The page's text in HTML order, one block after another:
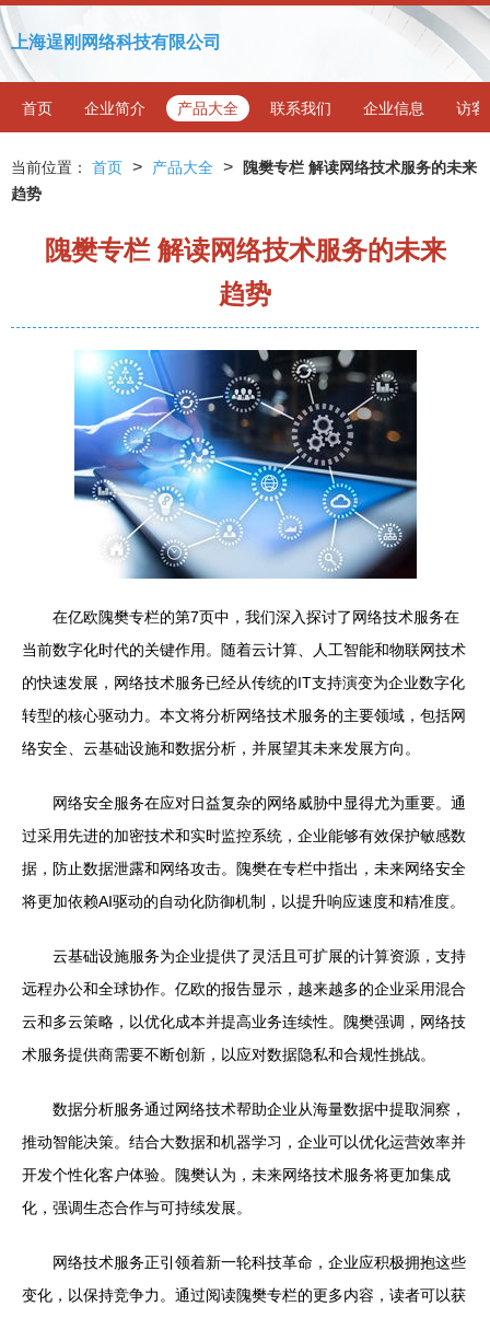
上海逞刚网络科技有限公司
首页 企业简介 产品大全 联系我们 企业信息 访客
当前位置： 首页 > 产品大全 >
隗樊专栏 解读网络技术服务的未来
趋势
隗樊专栏 解读网络技术服务的未来
趋势
在亿欧隗樊专栏的第7页中，我们深入探讨了网络技术服务在
当前数字化时代的关键作用。随着云计算、人工智能和物联网技术
的快速发展，网络技术服务已经从传统的IT支持演变为企业数字化
转型的核心驱动力。本文将分析网络技术服务的主要领域，包括网
络安全、云基础设施和数据分析，并展望其未来发展方向。
网络安全服务在应对日益复杂的网络威胁中显得尤为重要。通
过采用先进的加密技术和实时监控系统，企业能够有效保护敏感数
据，防止数据泄露和网络攻击。隗樊在专栏中指出，未来网络安全
将更加依赖AI驱动的自动化防御机制，以提升响应速度和精准度。
云基础设施服务为企业提供了灵活且可扩展的计算资源，支持
远程办公和全球协作。亿欧的报告显示，越来越多的企业采用混合
云和多云策略，以优化成本并提高业务连续性。隗樊强调，网络技
术服务提供商需要不断创新，以应对数据隐私和合规性挑战。
数据分析服务通过网络技术帮助企业从海量数据中提取洞察，
推动智能决策。结合大数据和机器学习，企业可以优化运营效率并
开发个性化客户体验。隗樊认为，未来网络技术服务将更加集成
化，强调生态合作与可持续发展。
网络技术服务正引领着新一轮科技革命，企业应积极拥抱这些
变化，以保持竞争力。通过阅读隗樊专栏的更多内容，读者可以获